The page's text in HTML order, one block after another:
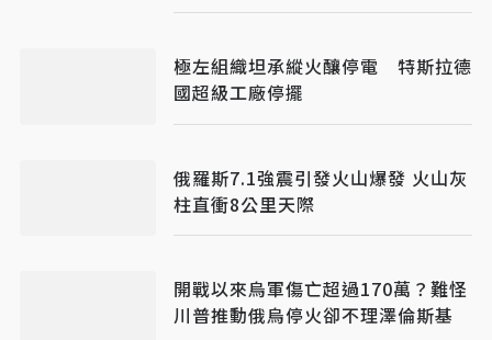
極左組織坦承縱火釀停電 特斯拉德
國超級工廠停擺
俄羅斯7.1強震引發火山爆發 火山灰
柱直衝8公里天際
開戰以來烏軍傷亡超過170萬？難怪
川普推動俄烏停火卻不理澤倫斯基